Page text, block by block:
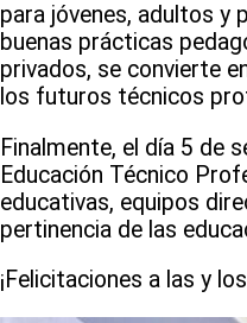
para jóvenes, adultos y
buenas prácticas
privados, se convierte
los futuros técnicos
Finalmente, el día 5 de
Educación Técnico
educativas, equipos
pertinencia de las
¡Felicitaciones a las y